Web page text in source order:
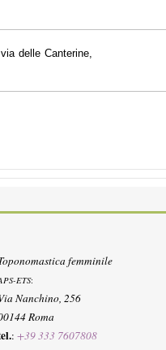
delle Canterine,
femminile
ETS:
Nanchino, 256
Roma
: +39 333 7607808